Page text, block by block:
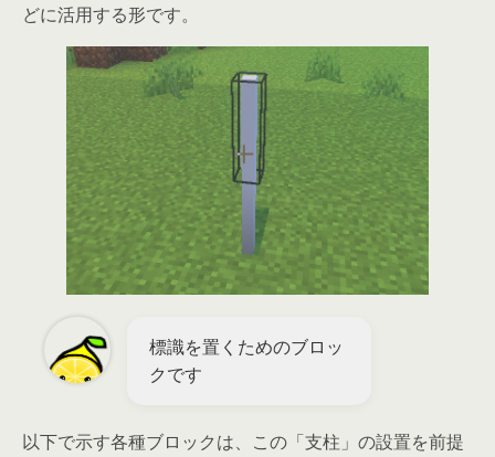
どに活用する形です。
標識を置くためのブロッ
クです
以下で示す各種ブロックは、この「支柱」の設置を前提